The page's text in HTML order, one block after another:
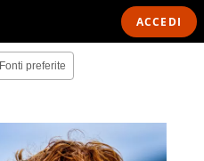
ACCEDI
Fonti preferite